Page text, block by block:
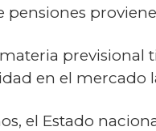
pensiones
previsional
en el mercado
el Estado